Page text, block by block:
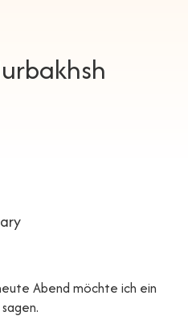
Abend möchte ich ein